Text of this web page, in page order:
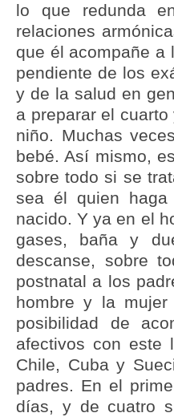
lo que redunda
relaciones
que él acompañe a
pendiente de los
y de la salud en
a preparar el
niño. Muchas
bebé. Así mismo,
sobre todo si se
sea él quien
nacido. Y ya en el
gases, baña y
descanse, sobre
postnatal a los
hombre y la
posibilidad de
afectivos con este
Chile, Cuba y
padres. En el
días, y de cuatro